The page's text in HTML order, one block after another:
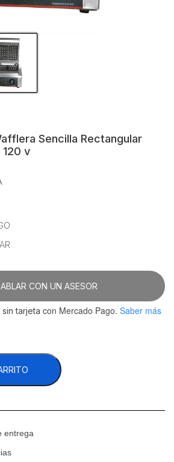
Sencilla Rectangular
v
CON UN ASESOR
sin tarjeta con Mercado Pago. Saber más
entrega